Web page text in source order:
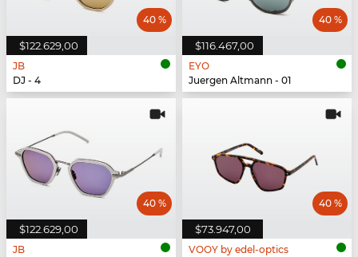
$122.629,00
40 %
JB
DJ - 4
$116.467,00
40 %
EYO
Juergen Altmann - 01
$122.629,00
40 %
JB
$73.947,00
40 %
VOOY by edel-optics